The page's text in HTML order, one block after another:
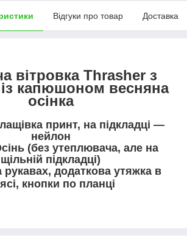
Відгуки про товар Доставка
вітровка Thrasher з
капюшоном весняна
осінка
принт, на підкладці —
нейлон
(без утеплювача, але на
щільній підкладці)
рукавах, додаткова утяжка в
кнопки по планці